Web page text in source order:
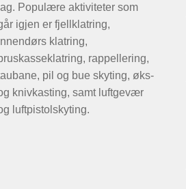
lag. Populære aktiviteter som
igjen er fjellklatring,
klatring,
rappellering,
pil og bue skyting, øks-
knivkasting, samt luftgevær
luftpistolskyting.